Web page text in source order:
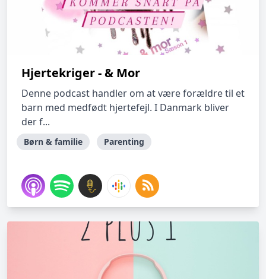
Hjertekriger - & Mor
Denne podcast handler om at være forældre til et
barn med medfødt hjertefejl. I Danmark bliver
der f...
Børn & familie Parenting